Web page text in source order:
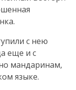
с нею
еще и с
мандаринам,
языке.